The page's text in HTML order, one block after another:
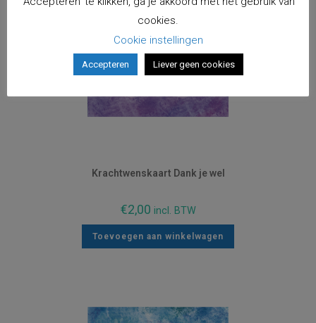
Krachtwenskaart Dank je wel
€2,00 incl. BTW
Toevoegen aan winkelwagen
cookies.
Cookie instellingen
Accepteren Liever geen cookies